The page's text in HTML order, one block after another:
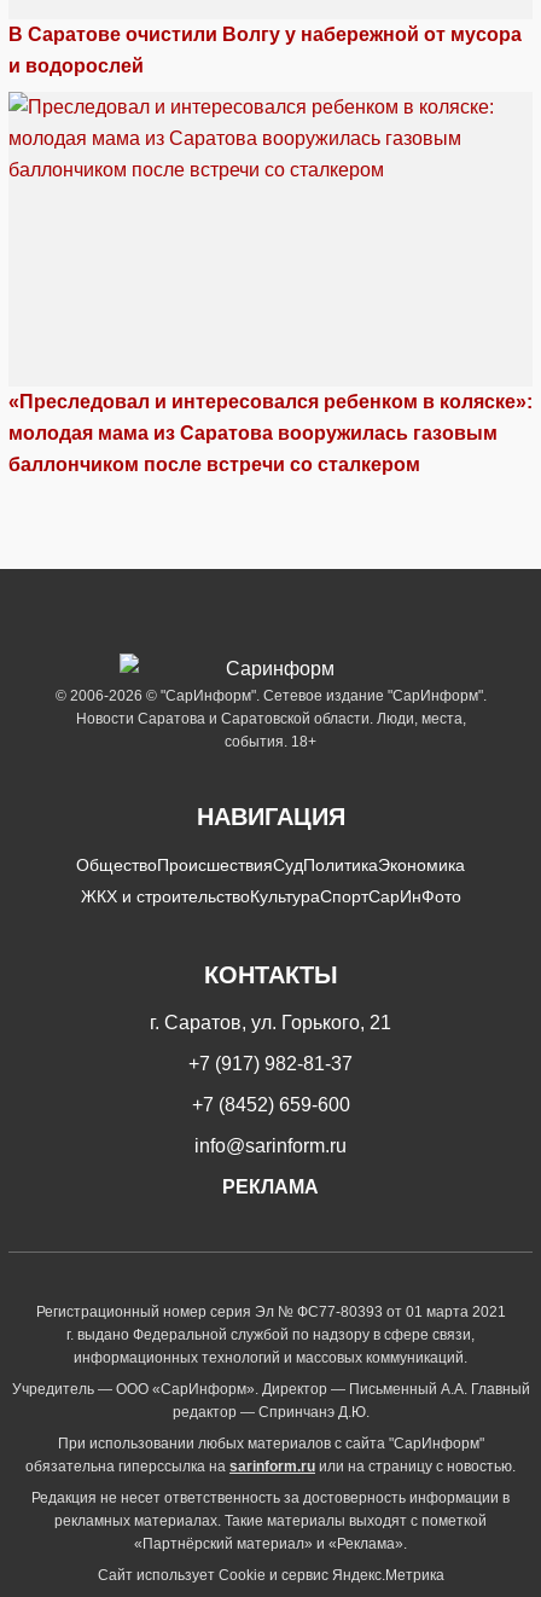
В Саратове очистили Волгу у набережной от мусора
и водорослей
«Преследовал и интересовался ребенком в коляске»:
молодая мама из Саратова вооружилась газовым
баллончиком после встречи со сталкером
© 2006-2026 © "СарИнформ". Сетевое издание "СарИнформ".
Новости Саратова и Саратовской области. Люди, места,
события. 18+
НАВИГАЦИЯ
ОбществоПроисшествияСудПолитикаЭкономика
ЖКХ и строительствоКультураСпортСарИнФото
КОНТАКТЫ
г. Саратов, ул. Горького, 21
+7 (917) 982-81-37
+7 (8452) 659-600
info@sarinform.ru
РЕКЛАМА
Регистрационный номер серия Эл № ФС77-80393 от 01 марта 2021
г. выдано Федеральной службой по надзору в сфере связи,
информационных технологий и массовых коммуникаций.
Учредитель — ООО «СарИнформ». Директор — Письменный А.А. Главный
редактор — Спринчанэ Д.Ю.
При использовании любых материалов с сайта "СарИнформ"
обязательна гиперссылка на sarinform.ru или на страницу с новостью.
Редакция не несет ответственность за достоверность информации в
рекламных материалах. Такие материалы выходят с пометкой
«Партнёрский материал» и «Реклама».
Сайт использует Cookie и сервиc Яндекс.Метрика